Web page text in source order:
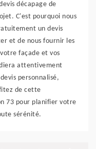
décapage de
C'est pourquoi nous
un devis
et de nous fournir les
façade et vos
attentivement
personnalisé,
de cette
73 pour planifier votre
sérénité.